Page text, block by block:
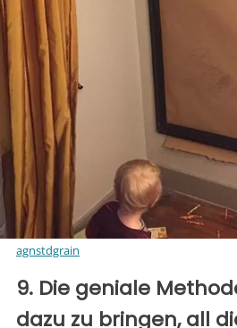
agnstdgrain
9. Die geniale
dazu zu bringen, all